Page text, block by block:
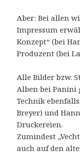
Aber: Bei allen
Impressum
Konzept“ (bei
Produzent (bei
Alle Bilder bzw.
Alben bei Panini
Technik
Breyer) und
Druckereien.
Zumindest
auch auf den